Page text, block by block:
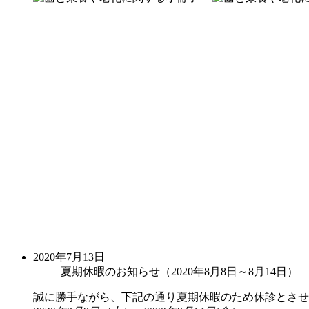
2020年7月13日
夏期休暇のお知らせ（2020年8月8日～8月14日）
誠に勝手ながら、下記の通り夏期休暇のため休診とさせ